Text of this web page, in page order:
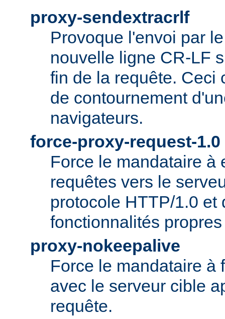
proxy-sendextracrlf
Provoque l'envoi par
nouvelle ligne CR-LF
fin de la requête. Ceci
de contournement
navigateurs.
force-proxy-request-1.0
Force le mandataire à
requêtes vers le
protocole HTTP/1.0 et
fonctionnalités
proxy-nokeepalive
Force le mandataire à
avec le serveur cible
requête.